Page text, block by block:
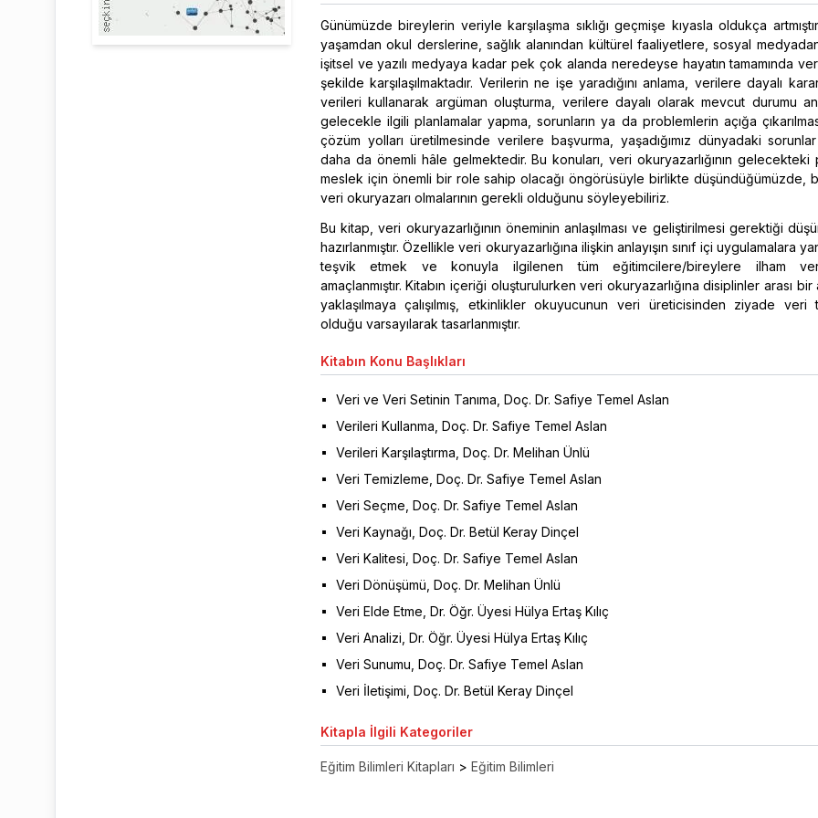
Günümüzde bireylerin veriyle karşılaşma sıklığı geçmişe kıyasla oldukça
yaşamdan okul derslerine, sağlık alanından kültürel faaliyetlere, sosyal
işitsel ve yazılı medyaya kadar pek çok alanda neredeyse hayatın tamamında
şekilde karşılaşılmaktadır. Verilerin ne işe yaradığını anlama, verilere dayalı
verileri kullanarak argüman oluşturma, verilere dayalı olarak mevcut durumu
gelecekle ilgili planlamalar yapma, sorunların ya da problemlerin açığa
çözüm yolları üretilmesinde verilere başvurma, yaşadığımız dünyadaki
daha da önemli hâle gelmektedir. Bu konuları, veri okuryazarlığının
meslek için önemli bir role sahip olacağı öngörüsüyle birlikte düşündüğümüzde,
veri okuryazarı olmalarının gerekli olduğunu söyleyebiliriz.
Bu kitap, veri okuryazarlığının öneminin anlaşılması ve geliştirilmesi gerektiği
hazırlanmıştır. Özellikle veri okuryazarlığına ilişkin anlayışın sınıf içi uygulamalara
teşvik etmek ve konuyla ilgilenen tüm eğitimcilere/bireylere ilham
amaçlanmıştır. Kitabın içeriği oluşturulurken veri okuryazarlığına disiplinler arası bir
yaklaşılmaya çalışılmış, etkinlikler okuyucunun veri üreticisinden ziyade veri
olduğu varsayılarak tasarlanmıştır.
Kitabın Konu Başlıkları
Veri ve Veri Setinin Tanıma, Doç. Dr. Safiye Temel Aslan
Verileri Kullanma, Doç. Dr. Safiye Temel Aslan
Verileri Karşılaştırma, Doç. Dr. Melihan Ünlü
Veri Temizleme, Doç. Dr. Safiye Temel Aslan
Veri Seçme, Doç. Dr. Safiye Temel Aslan
Veri Kaynağı, Doç. Dr. Betül Keray Dinçel
Veri Kalitesi, Doç. Dr. Safiye Temel Aslan
Veri Dönüşümü, Doç. Dr. Melihan Ünlü
Veri Elde Etme, Dr. Öğr. Üyesi Hülya Ertaş Kılıç
Veri Analizi, Dr. Öğr. Üyesi Hülya Ertaş Kılıç
Veri Sunumu, Doç. Dr. Safiye Temel Aslan
Veri İletişimi, Doç. Dr. Betül Keray Dinçel
Kitapla İlgili Kategoriler
Eğitim Bilimleri Kitapları > Eğitim Bilimleri